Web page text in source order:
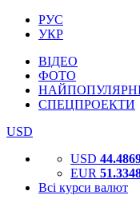
РУС
УКР
ВІДЕО
ФОТО
СПЕЦПРОЕКТИ
USD
USD
EUR
Всі курси валют